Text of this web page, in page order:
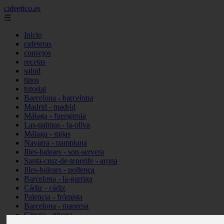
cafeetico.es
☰
Inicio
cafeteras
consejos
recetas
salud
tipos
tutorial
Barcelona - barcelona
Madrid - madrid
Málaga - fuengirola
Las-palmas - la-oliva
Málaga - mijas
Navarra - pamplona
Illes-balears - son-servera
Santa-cruz-de-tenerife - arona
Illes-balears - pollença
Barcelona - la-garriga
Cádiz - cádiz
Palencia - frómista
Barcelona - manresa
Girona - girona